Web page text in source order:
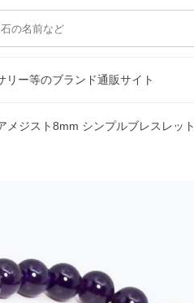
ー等のブランド通販サイト
メジスト8mm シンプルブレスレット